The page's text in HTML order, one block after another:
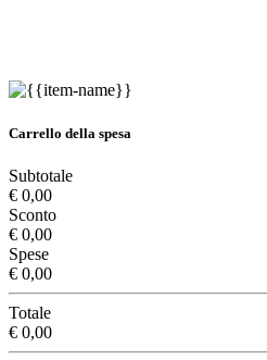
Carrello della spesa
Subtotale
€ 0,00
Sconto
€ 0,00
Spese
€ 0,00
Totale
€ 0,00